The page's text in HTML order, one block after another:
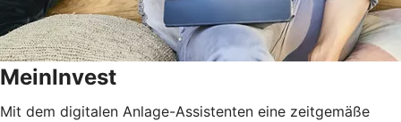
MeinInvest
Mit dem digitalen Anlage-Assistenten eine zeitgemäße